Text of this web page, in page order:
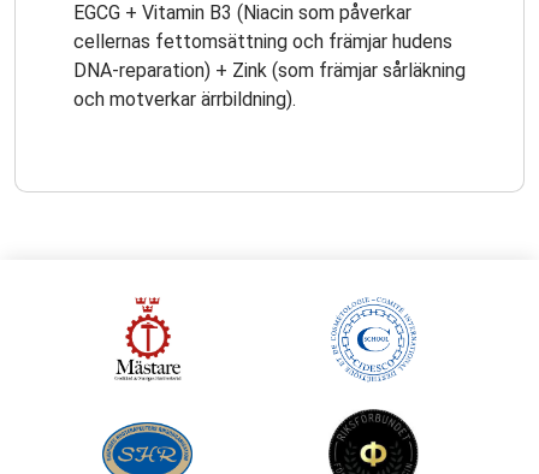
EGCG + Vitamin B3 (Niacin som påverkar
cellernas fettomsättning och främjar hudens
DNA-reparation) + Zink (som främjar sårläkning
och motverkar ärrbildning).